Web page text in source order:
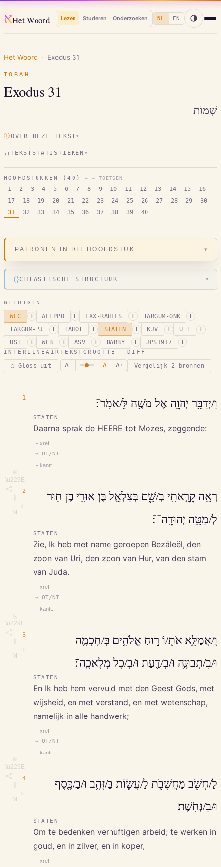
אHet Woord Lezen Studeren Onderzoeken NL EN
Het Woord · Exodus 31
TORAH
Exodus 31
שְׁמוֹת
ⒾOVER DEZE TEKST ▾
TEKSTSTATISTIEKEN ▾
HOOFDSTUKKEN (40 ) ← → TOETSEN
1 2 3 4 5 6 7 8 9 10 11 12 13 14 15
16
17
18 19 20 21 22 23 24 25 26 27 28 29
30
31
32 33 34 35 36 37 38 39 40
PATRONEN IN DIT HOOFDSTUK ▾
⟨⟩CHIASTISCHE STRUCTUUR ▾
GETUIGEN
WLC i ALEPPO i LXX-RAHLFS i TARGUM-ONK i
TARGUM-PJ i TAHOT i STATEN i KJV i ULT i
UST i WEB i ASV i DARBY i JPS1917 i
INTERLINEAIR
○ Gloss uit
TEKSTGROOTTE
A− A A+
DIFF
Vergelijk 2 bronnen
1
⎘
\u229E
M
וַ/יְדַבֵּ֥ר יְהוָ֖ה אֶל מֹשֶׁ֥ה לֵּ/אמֹֽר־׃
STATEN
Daarna sprak de HEERE tot Mozes, zeggende:
+ xref
↔ OT/NT
+ kantt.
2
⎘
\u229E
M
רְאֵ֖ה קָרָ֣אתִֽי בְ/שֵׁ֑ם בְּצַלְאֵ֛ל בֶּן אוּרִ֥י בֶן ח֖וּר
לְ/מַטֵּ֥ה יְהוּדָֽה־־׃
STATEN
Zie, Ik heb met name geroepen Bezáleël, den
zoon van Uri, den zoon van Hur, van den stam
van Juda.
+ xref
↔ OT/NT
+ kantt.
3
⎘
\u229E
M
וָ/אֲמַלֵּ֥א אֹת֖/וֹ ר֣וּחַ אֱלֹהִ֑ים בְּ/חָכְמָ֛ה
וּ/בִ/תְבוּנָ֥ה וּ/בְ/דַ֖עַת וּ/בְ/כָל מְלָאכָֽה־׃
STATEN
En Ik heb hem vervuld met den Geest Gods, met
wijsheid, en met verstand, en met wetenschap,
namelijk in alle handwerk;
+ xref
↔ OT/NT
+ kantt.
4
לַ/חְשֹׁ֖ב מַחֲשָׁבֹ֑ת לַ/עֲשׂ֛וֹת בַּ/זָּהָ֥ב וּ/בַ/כֶּ֖סֶף
וּ/בַ/נְּחֹֽשֶׁת׃
STATEN
Om te bedenken vernuftigen arbeid; te werken in
goud, en in zilver, en in koper,
+ xref